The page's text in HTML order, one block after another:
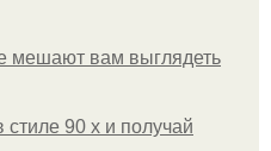
мешают вам выглядеть
90 х и получай